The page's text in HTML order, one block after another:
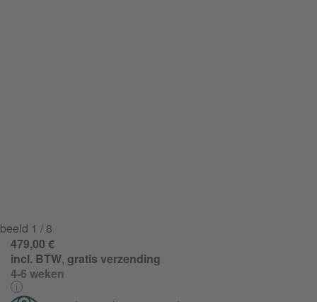
beeld 1 / 8
479,00 €
incl. BTW, gratis verzending
4-6 weken